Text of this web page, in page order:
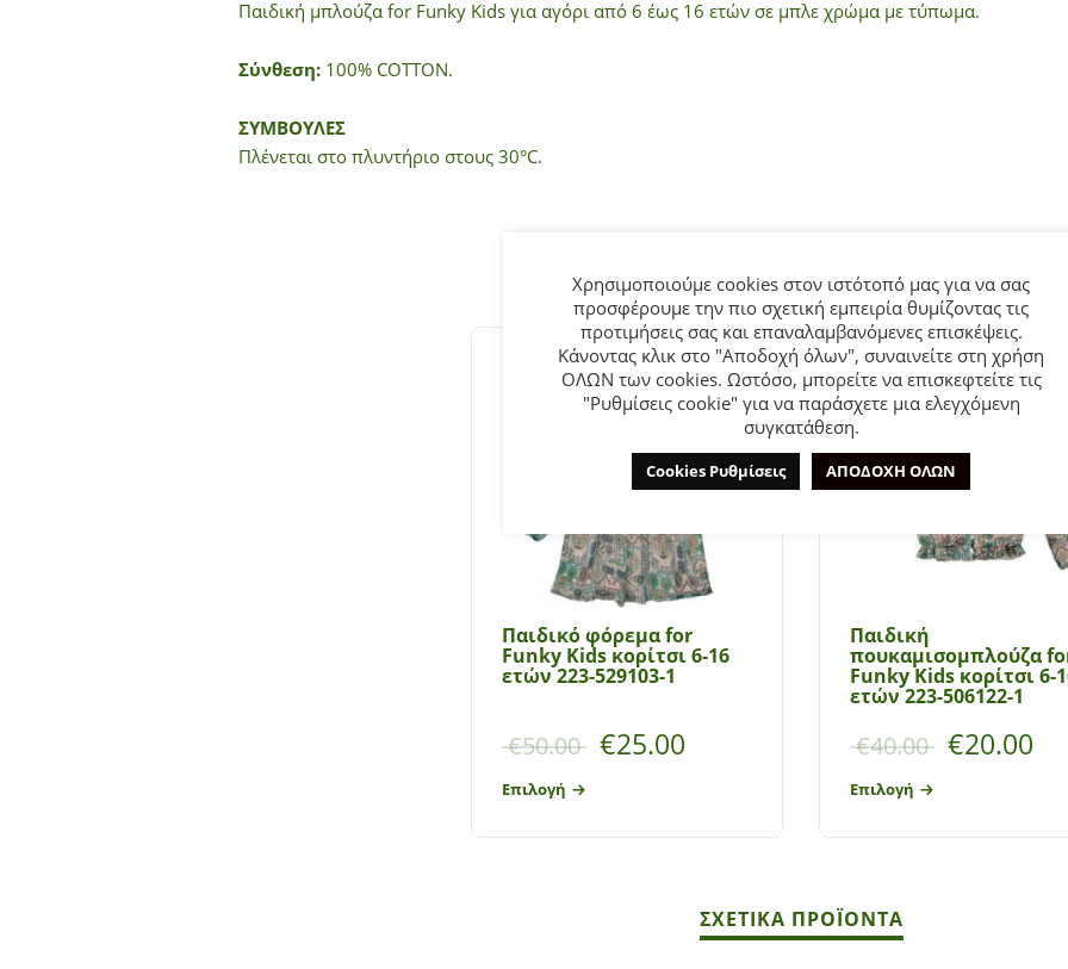
Παιδική μπλούζα for Funky Kids για αγόρι από 6 έως 16 ετών σε μπλε χρώμα με τύπωμα.
Σύνθεση:100% COTTON.
ΣΥΜΒΟΥΛΕΣ
Πλένεται στο πλυντήριο στους 30°C.
- 50%
Παιδικό φόρεμα for
Funky Kids κορίτσι 6-16
ετών 223-529103-1
€50.00 €25.00
Επιλογή
Παιδική
πουκαμισομπλούζα
Funky Kids κορίτσι 6-
ετών 223-506122-1
€40.00 €20.00
Επιλογή
ΣΧΕΤΙΚΆ ΠΡΟΪΌΝΤΑ
Χρησιμοποιούμε cookies στον ιστότοπό μας για να σας
προσφέρουμε την πιο σχετική εμπειρία θυμίζοντας τις
προτιμήσεις σας και επαναλαμβανόμενες επισκέψεις.
Κάνοντας κλικ στο "Αποδοχή όλων", συναινείτε στη χρήση
ΟΛΩΝ των cookies. Ωστόσο, μπορείτε να επισκεφτείτε τις
"Ρυθμίσεις cookie" για να παράσχετε μια ελεγχόμενη
συγκατάθεση.
Cookies Ρυθμίσεις ΑΠΟΔΟΧΗ ΟΛΩΝ